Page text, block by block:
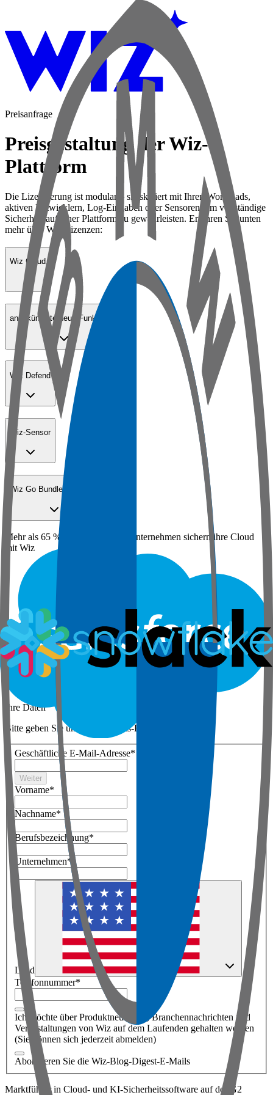
Preisanfrage
Preisgestaltung der Wiz-
Plattform
Die Lizenzierung ist modular – sie skaliert mit Ihren Workloads,
aktiven Entwicklern, Log-Eingaben oder Sensoren, um vollständige
Sicherheit auf einer Plattform zu gewährleisten. Erfahren Sie unten
mehr über Wiz-Lizenzen:
Wiz Cloud
angekündigte neue Funktionen
Wiz Defend
Wiz-Sensor
Wiz Go Bundle für KMUs
Mehr als 65 % der Fortune-100-Unternehmen sichern ihre Cloud
mit Wiz
Schritt 1 von 3
Ihre Daten
Bitte geben Sie unten die Arbeits-E-Mail ein
Geschäftliche E-Mail-Adresse*
Weiter
Vorname*
Nachname*
Berufsbezeichnung*
Unternehmen*
Land
Telefonnummer*
Ich möchte über Produktneuheiten, Branchennachrichten und
Veranstaltungen von Wiz auf dem Laufenden gehalten werden
(Sie können sich jederzeit abmelden)
Abonnieren Sie die Wiz-Blog-Digest-E-Mails
Marktführer in Cloud- und KI-Sicherheitssoftware auf der G2